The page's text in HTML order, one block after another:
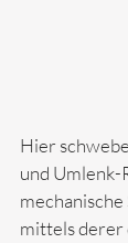
Hier
und Umlenk-
mittels derer